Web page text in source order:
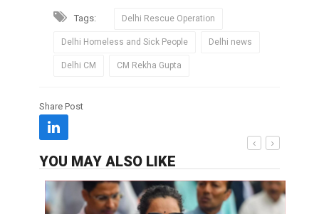
Tags: Delhi Rescue Operation
Delhi Homeless and Sick People Delhi news
Delhi CM CM Rekha Gupta
Share Post
YOU MAY ALSO LIKE